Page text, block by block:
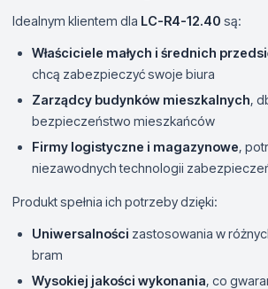
Idealnym klientem dla LC-R4-12.40 są:
Właściciele małych i średnich
chcą zabezpieczyć swoje biura
Zarządcy budynków mieszkalnych,
bezpieczeństwo mieszkańców
Firmy logistyczne i magazynowe,
niezawodnych technologii
Produkt spełnia ich potrzeby dzięki:
Uniwersalności zastosowania w
bram
Wysokiej jakości wykonania, co